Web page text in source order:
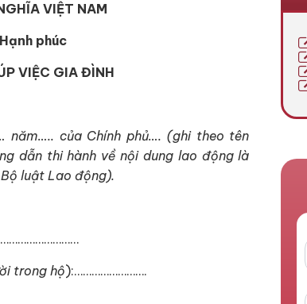
VIỆT NAM
phúc
VIỆC GIA ĐÌNH
của Chính phủ…. (ghi theo tên
dẫn thi hành về nội dung lao động là
luật Lao động).
trong hộ):…………………….